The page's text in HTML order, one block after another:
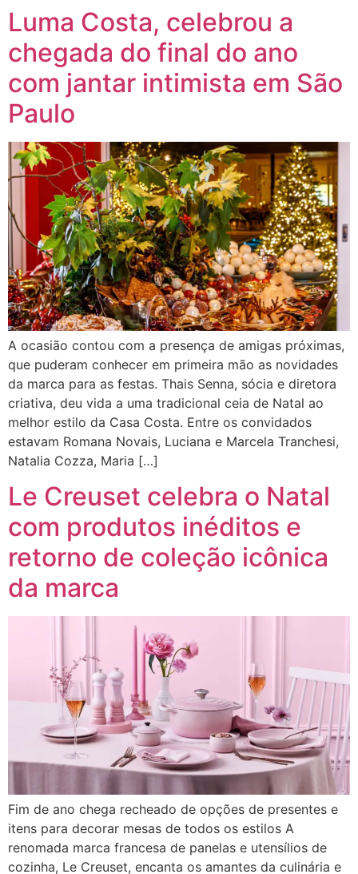
Luma Costa, celebrou a
chegada do final do ano
com jantar intimista em São
Paulo
A ocasião contou com a presença de amigas próximas,
que puderam conhecer em primeira mão as novidades
da marca para as festas. Thais Senna, sócia e diretora
criativa, deu vida a uma tradicional ceia de Natal ao
melhor estilo da Casa Costa. Entre os convidados
estavam Romana Novais, Luciana e Marcela Tranchesi,
Natalia Cozza, Maria […]
Le Creuset celebra o Natal
com produtos inéditos e
retorno de coleção icônica
da marca
Fim de ano chega recheado de opções de presentes e
itens para decorar mesas de todos os estilos A
renomada marca francesa de panelas e utensílios de
cozinha, Le Creuset, encanta os amantes da culinária e